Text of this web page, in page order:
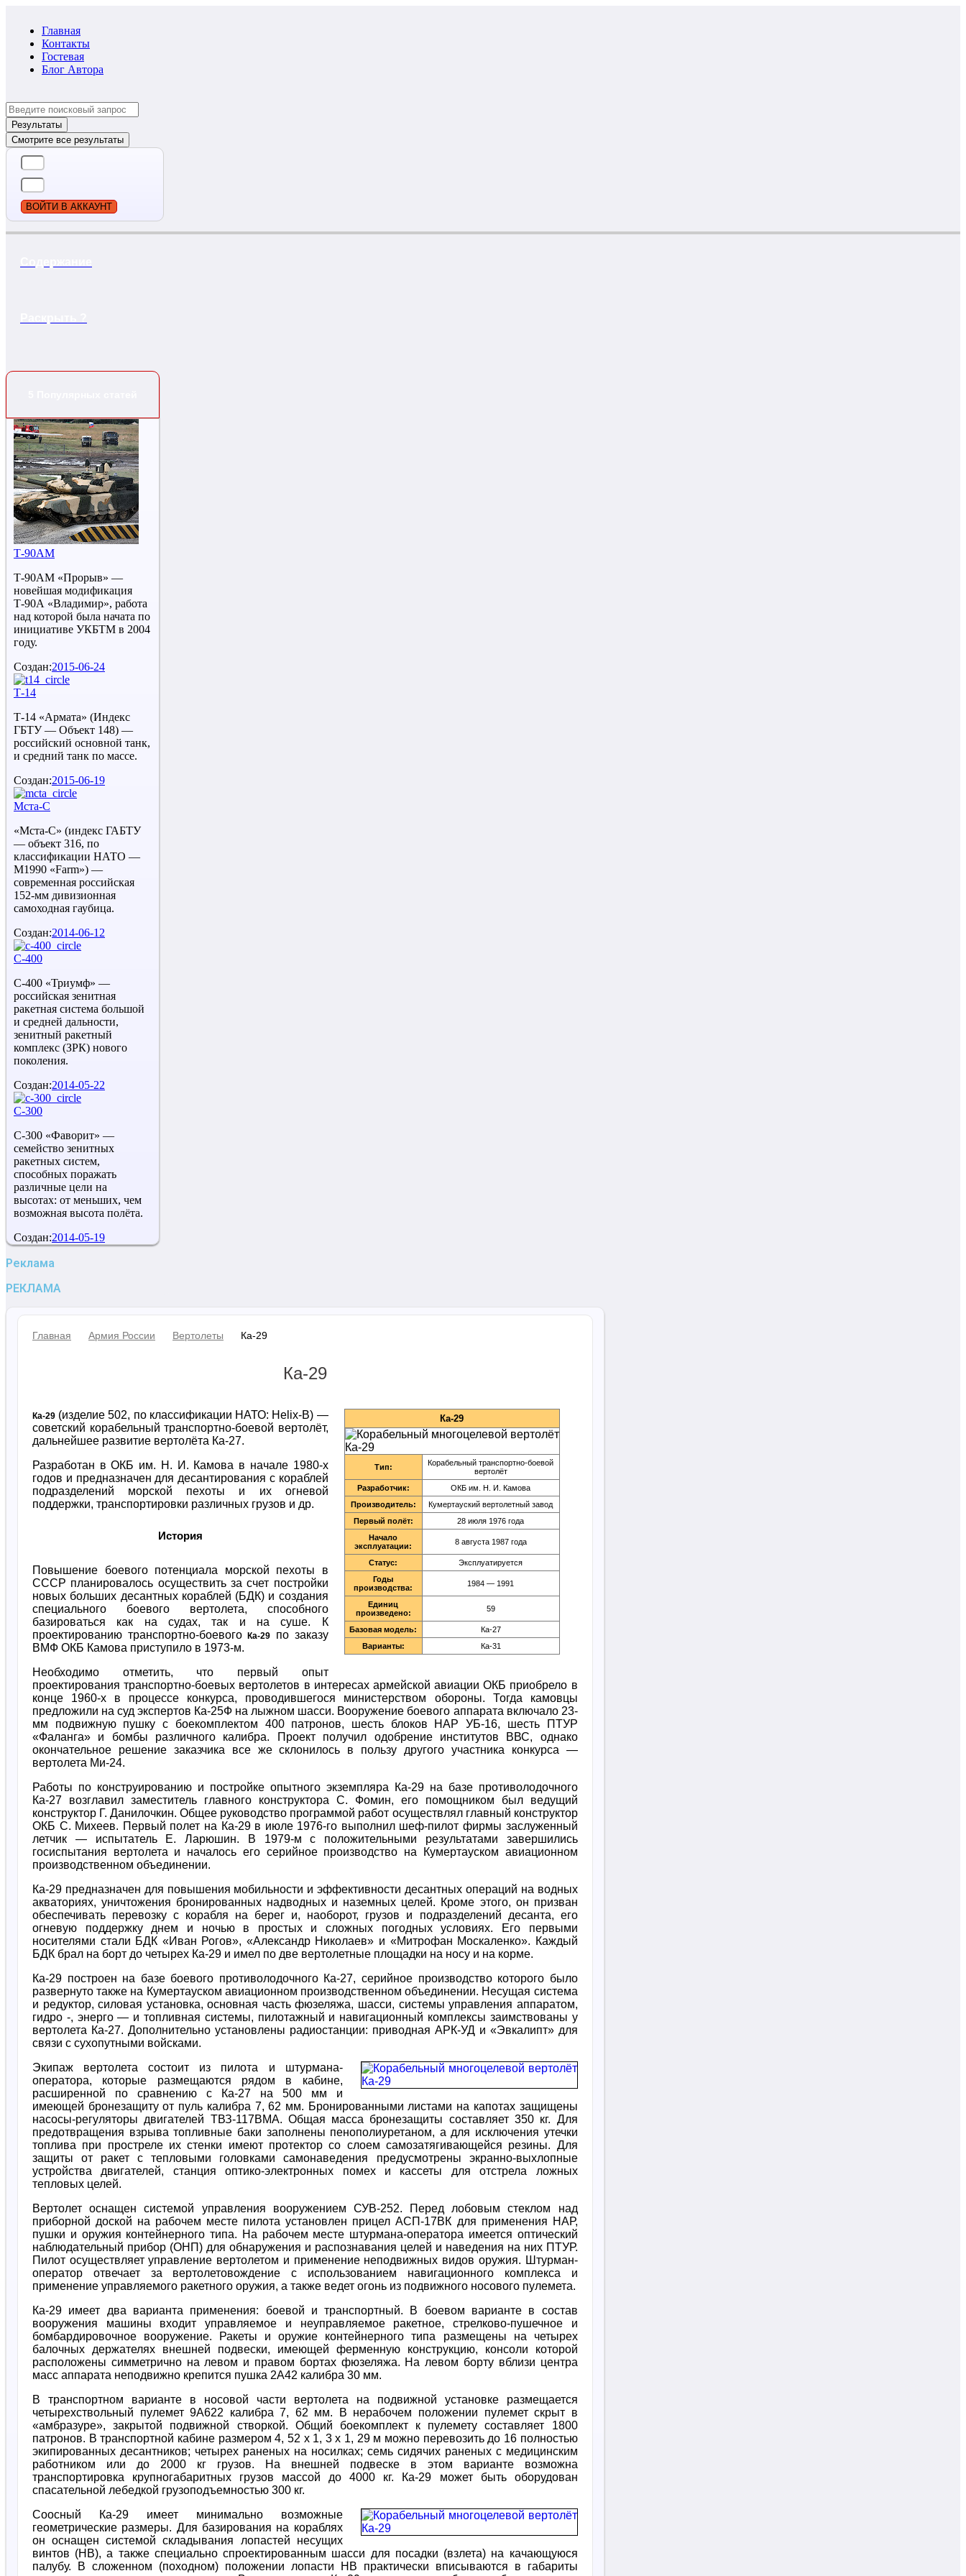
Главная
Контакты
Гостевая
Блог Автора
Search
...Результаты
Смотрите все результаты
ВОЙТИ В АККАУНТ
Т-90АМ
Т-90АМ «Прорыв» —
новейшая модификация
Т-90А «Владимир», работа
над которой была начата по
инициативе УКБТМ в 2004
году.
Создан:2015-06-24
Т-14
Т-14 «Армата» (Индекс
ГБТУ — Объект 148) —
российский основной танк,
и средний танк по массе.
Создан:2015-06-19
Мста-С
«Мста-С» (индекс ГАБТУ
— объект 316, по
классификации НАТО —
M1990 «Farm») —
современная российская
152-мм дивизионная
самоходная гаубица.
Создан:2014-06-12
С-400
С-400 «Триумф» —
российская зенитная
ракетная система большой
и средней дальности,
зенитный ракетный
комплекс (ЗРК) нового
поколения.
Создан:2014-05-22
С-300
С-300 «Фаворит» —
семейство зенитных
ракетных систем,
способных поражать
различные цели на
высотах: от меньших, чем
возможная высота полёта.
Создан:2014-05-19
Реклама
РЕКЛАМА
Главная Армия России Вертолеты Ка-29
Ка-29
Ка-29
Тип:
Корабельный транспортно-боевой
вертолёт
Разработчик:
ОКБ им. Н. И. Камова
Производитель:
Кумертауский вертолетный завод
Первый полёт:
28 июля 1976 года
Начало
эксплуатации:
8 августа 1987 года
Статус:
Эксплуатируется
Годы
производства:
1984 — 1991
Единиц
произведено:
59
Базовая модель:
Ка-27
Варианты:
Ка-31
Ка-29 (изделие 502, по классификации НАТО: Helix-B) —
советский корабельный транспортно-боевой вертолёт,
дальнейшее развитие вертолёта Ка-27.
Разработан в ОКБ им. Н. И. Камова в начале 1980-х
годов и предназначен для десантирования с кораблей
подразделений морской пехоты и их огневой
поддержки, транспортировки различных грузов и др.
История
Повышение боевого потенциала морской пехоты в
СССР планировалось осуществить за счет постройки
новых больших десантных кораблей (БДК) и создания
специального боевого вертолета, способного
базироваться как на судах, так и на суше. К
проектированию транспортно-боевогоКа-29
по заказу
ВМФ ОКБ Камова приступило в 1973-м.
Необходимо отметить, что первый опыт
проектирования транспортно-боевых вертолетов в интересах армейской авиации ОКБ приобрело в
конце 1960-х в процессе конкурса, проводившегося министерством обороны. Тогда камовцы
предложили на суд экспертов Ка-25Ф на лыжном шасси. Вооружение боевого аппарата включало 23-
мм подвижную пушку с боекомплектом 400 патронов, шесть блоков НАР УБ-16, шесть ПТУР
«Фаланга» и бомбы различного калибра. Проект получил одобрение институтов ВВС, однако
окончательное решение заказчика все же склонилось в пользу другого участника конкурса —
вертолета Ми-24.
Работы по конструированию и постройке опытного экземпляра Ка-29 на базе противолодочного
Ка-27 возглавил заместитель главного конструктора С. Фомин, его помощником был ведущий
конструктор Г. Данилочкин. Общее руководство программой работ осуществлял главный конструктор
ОКБ С. Михеев. Первый полет на Ка-29 в июле 1976-го выполнил шеф-пилот фирмы заслуженный
летчик — испытатель Е. Ларюшин. В 1979-м с положительными результатами завершились
госиспытания вертолета и началось его серийное производство на Кумертауском авиационном
производственном объединении.
Ка-29 предназначен для повышения мобильности и эффективности десантных операций на водных
акваториях, уничтожения бронированных надводных и наземных целей. Кроме этого, он призван
обеспечивать перевозку с корабля на берег и, наоборот, грузов и подразделений десанта, его
огневую поддержку днем и ночью в простых и сложных погодных условиях. Его первыми
носителями стали БДК «Иван Рогов», «Александр Николаев» и «Митрофан Москаленко». Каждый
БДК брал на борт до четырех Ка-29 и имел по две вертолетные площадки на носу и на корме.
Ка-29 построен на базе боевого противолодочного Ка-27, серийное производство которого было
развернуто также на Кумертауском авиационном производственном объединении. Несущая система
и редуктор, силовая установка, основная часть фюзеляжа, шасси, системы управления аппаратом,
гидро -, энерго — и топливная системы, пилотажный и навигационный комплексы заимствованы у
вертолета Ка-27. Дополнительно установлены радиостанции: приводная АРК-УД и «Эвкалипт» для
связи с сухопутными войсками.
Экипаж вертолета состоит из пилота и штурмана-
оператора, которые размещаются рядом в кабине,
расширенной по сравнению с Ка-27 на 500 мм и
имеющей бронезащиту от пуль калибра 7, 62 мм. Бронированными листами на капотах защищены
насосы-регуляторы двигателей ТВЗ-117ВМА. Общая масса бронезащиты составляет 350 кг. Для
предотвращения взрыва топливные баки заполнены пенополиуретаном, а для исключения утечки
топлива при простреле их стенки имеют протектор со слоем самозатягивающейся резины. Для
защиты от ракет с тепловыми головками самонаведения предусмотрены экранно-выхлопные
устройства двигателей, станция оптико-электронных помех и кассеты для отстрела ложных
тепловых целей.
Вертолет оснащен системой управления вооружением СУВ-252. Перед лобовым стеклом над
приборной доской на рабочем месте пилота установлен прицел АСП-17ВК для применения НАР,
пушки и оружия контейнерного типа. На рабочем месте штурмана-оператора имеется оптический
наблюдательный прибор (ОНП) для обнаружения и распознавания целей и наведения на них ПТУР.
Пилот осуществляет управление вертолетом и применение неподвижных видов оружия. Штурман-
оператор отвечает за вертолетовождение с использованием навигационного комплекса и
применение управляемого ракетного оружия, а также ведет огонь из подвижного носового пулемета.
Ка-29 имеет два варианта применения: боевой и транспортный. В боевом варианте в состав
вооружения машины входит управляемое и неуправляемое ракетное, стрелково-пушечное и
бомбардировочное вооружение. Ракеты и оружие контейнерного типа размещены на четырех
балочных держателях внешней подвески, имеющей ферменную конструкцию, консоли которой
расположены симметрично на левом и правом бортах фюзеляжа. На левом борту вблизи центра
масс аппарата неподвижно крепится пушка 2А42 калибра 30 мм.
В транспортном варианте в носовой части вертолета на подвижной установке размещается
четырехствольный пулемет 9А622 калибра 7, 62 мм. В нерабочем положении пулемет скрыт в
«амбразуре», закрытой подвижной створкой. Общий боекомплект к пулемету составляет 1800
патронов. В транспортной кабине размером 4, 52 х 1, 3 х 1, 29 м можно перевозить до 16 полностью
экипированных десантников; четырех раненых на носилках; семь сидячих раненых с медицинским
работником или до 2000 кг грузов. На внешней подвеске в этом варианте возможна
транспортировка крупногабаритных грузов массой до 4000 кг. Ка-29 может быть оборудован
спасательной лебедкой грузоподъемностью 300 кг.
Соосный Ка-29 имеет минимально возможные
геометрические размеры. Для базирования на кораблях
он оснащен системой складывания лопастей несущих
винтов (НВ), а также специально спроектированным шасси для посадки (взлета) на качающуюся
палубу. В сложенном (походном) положении лопасти НВ практически вписываются в габариты